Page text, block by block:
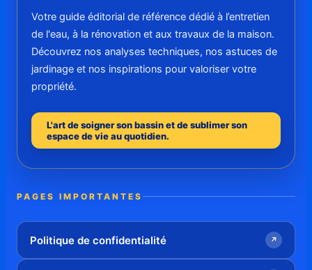
Votre guide éditorial de référence dédié à l’entretien
de l'eau, à la rénovation et aux travaux de la maison.
Découvrez nos analyses techniques, nos astuces de
jardinage et nos inspirations pour valoriser votre
propriété.
L'art de soigner son bassin et de sublimer son
espace de vie au quotidien.
PAGES IMPORTANTES
Politique de confidentialité ↗